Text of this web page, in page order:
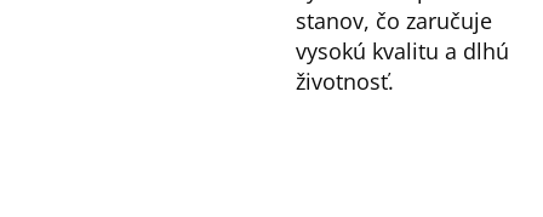
stanov, čo zaručuje
vysokú kvalitu a dlhú
životnosť.